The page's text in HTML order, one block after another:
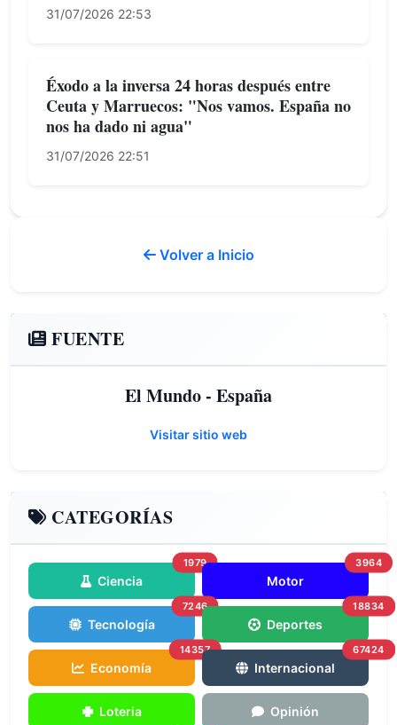
31/07/2026 22:53
Éxodo a la inversa 24 horas después entre
Ceuta y Marruecos: "Nos vamos. España no
nos ha dado ni agua"
31/07/2026 22:51
Volver a Inicio
FUENTE
El Mundo - España
Visitar sitio web
CATEGORÍAS
Ciencia
1979
Motor
3964
Tecnología
7246
Deportes
18834
Economía
14357
Internacional
67424
Loteria Opinión